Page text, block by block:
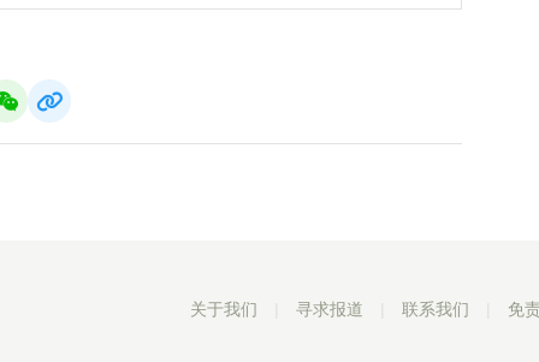
关于我们 寻求报道 联系我们 免